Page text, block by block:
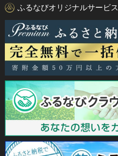
ふるなびオリジナルサービス